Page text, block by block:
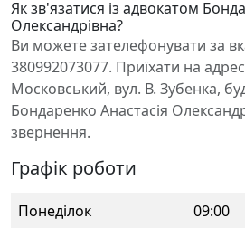
Як зв'язатися із адвокатом
Олександрівна?
Ви можете зателефонувати за
380992073077. Приїхати на
Московський, вул. В. Зубенка,
Бондаренко Анастасія
звернення.
Графік роботи
Понеділок 09:00